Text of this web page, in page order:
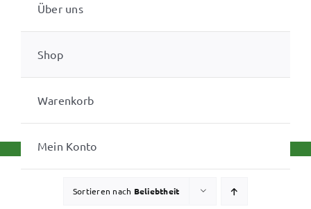
Über uns
Shop
Warenkorb
Mein Konto
Sortieren nach Beliebtheit